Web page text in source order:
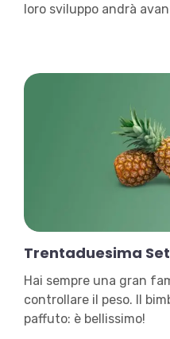
loro sviluppo andrà
Trentaduesima
Hai sempre una gran
controllare il peso. Il
paffuto: è bellissimo!